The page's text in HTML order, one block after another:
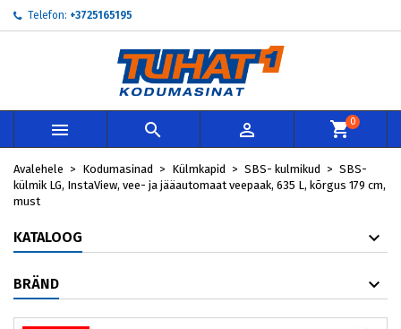
Telefon: +3725165195
   0
Avalehele Kodumasinad Külmkapid SBS- kulmikud
SBS-
külmik LG, InstaView, vee- ja jääautomaat veepaak, 635 L, kõrgus 179 cm,
must
KATALOOG
BRÄND
My wishlists ×
Create new list
Loo soovinimekiri ×
Soovinimekirja nimi
Loobu Loo soovinimekiri
Sisene ×
Te peate olema sisselogitud, et tooteid soovinimekirja